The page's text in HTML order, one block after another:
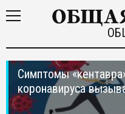
Симптомы
коронавируса